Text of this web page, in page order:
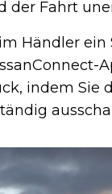
der Fahrt
Händler
indem Sie